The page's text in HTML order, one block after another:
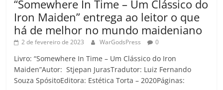
“Somewhere In Time – Um Clássico do
Iron Maiden” entrega ao leitor o que
há de melhor no mundo maideniano
2 de fevereiro de 2023 WarGodsPress 0
Livro: “Somewhere In Time – Um Clássico do Iron
Maiden”Autor: Stjepan JurasTradutor: Luiz Fernando
Souza SpósitoEditora: Estética Torta – 2020Páginas: